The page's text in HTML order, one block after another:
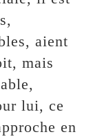
aient
mais
lui, ce
en